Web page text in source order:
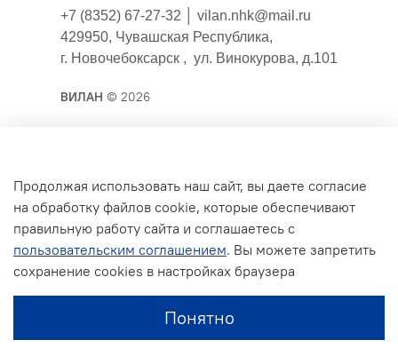
+7 (8352) 67-27-32 │ vilan.nhk@mail.ru
429950, Чувашская Республика,
г. Новочебоксарск , ул. Винокурова, д.101
ВИЛАН © 2026
Публичная оферта
Согласие на обработку персональных данных для
сайта
Политика конфиденциальности
Условия обмена и возврата
Продолжая использовать наш сайт, вы даете согласие
на обработку файлов cookie, которые обеспечивают
правильную работу сайта и соглашаетесь с
пользовательским соглашением. Вы можете запретить
сохранение cookies в настройках браузера
Понятно